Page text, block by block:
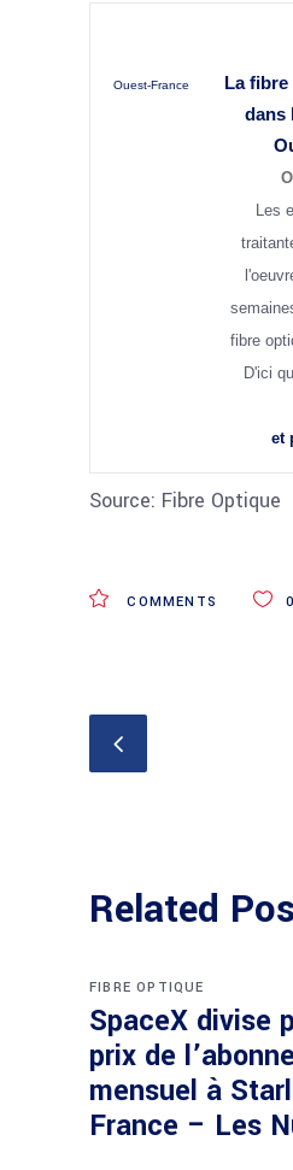
Ouest-France
La fibre
dans
Les
fibre
D'ici
et
Source: Fibre Optique
COMMENTS 0
Related
FIBRE OPTIQUE
SpaceX divise
prix de
mensuel à
France – Les